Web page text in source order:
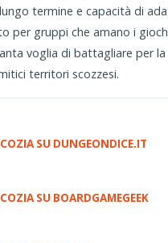
termine e capacità di
per gruppi che amano i
voglia di battagliare per la
territori scozzesi.
SU DUNGEONDICE.IT
SU BOARDGAMEGEEK